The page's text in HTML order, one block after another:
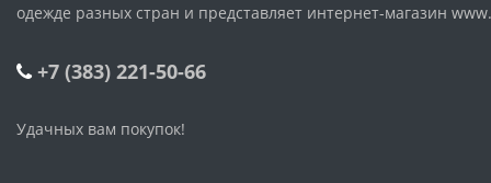
одежде разных стран и представляет интернет-магазин
+7 (383) 221-50-66
Удачных вам покупок!